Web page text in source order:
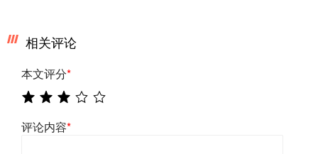
相关评论
本文评分*
评论内容*